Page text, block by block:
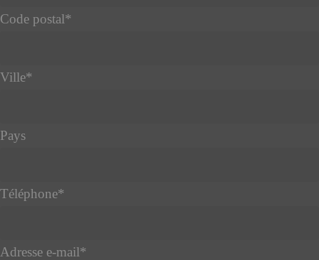
Code postal*
Ville*
Pays
Téléphone*
Adresse e-mail*